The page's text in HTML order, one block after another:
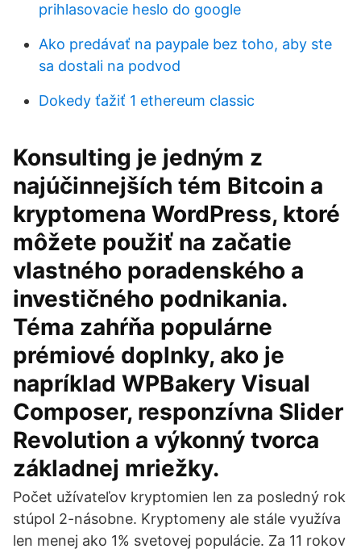
prihlasovacie heslo do google
Ako predávať na paypale bez toho, aby ste
sa dostali na podvod
Dokedy ťažiť 1 ethereum classic
Konsulting je jedným z
najúčinnejších tém Bitcoin a
kryptomena WordPress, ktoré
môžete použiť na začatie
vlastného poradenského a
investičného podnikania.
Téma zahŕňa populárne
prémiové doplnky, ako je
napríklad WPBakery Visual
Composer, responzívna Slider
Revolution a výkonný tvorca
základnej mriežky.
Počet užívateľov kryptomien len za posledný rok
stúpol 2-násobne. Kryptomeny ale stále využíva
len menej ako 1% svetovej populácie. Za 11 rokov